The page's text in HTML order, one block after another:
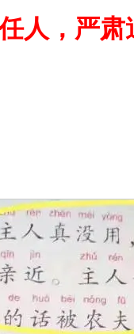
人，严